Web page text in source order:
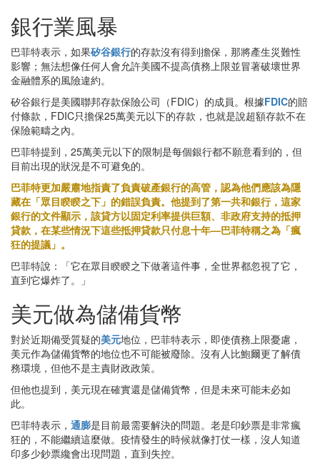
銀行業風暴
巴菲特表示，如果矽谷銀行的存款沒有得到擔保，那將產生災難性
影響；無法想像任何人會允許美國不提高債務上限並冒著破壞世界
金融體系的風險違約。
矽谷銀行是美國聯邦存款保險公司（FDIC）的成員。根據FDIC的賠
付條款，FDIC只擔保25萬美元以下的存款，也就是說超額存款不在
保險範疇之內。
巴菲特提到，25萬美元以下的限制是每個銀行都不願意看到的，但
目前出現的狀況是不可避免的。
巴菲特更加嚴肅地指責了負責破產銀行的高管，認為他們應該為隱
藏在「眾目睽睽之下」的錯誤負責。他提到了第一共和銀行，這家
銀行的文件顯示，該貸方以固定利率提供巨額、非政府支持的抵押
貸款，在某些情況下這些抵押貸款只付息十年—巴菲特稱之為「瘋
狂的提議」。
巴菲特說：「它在眾目睽睽之下做著這件事，全世界都忽視了它，
直到它爆炸了。」
美元做為儲備貨幣
對於近期備受質疑的美元地位，巴菲特表示，即使債務上限憂慮，
美元作為儲備貨幣的地位也不可能被廢除。沒有人比鮑爾更了解債
務環境，但他不是主責財政政策。
但他也提到，美元現在確實還是儲備貨幣，但是未來可能未必如
此。
巴菲特表示， 通膨是目前最需要解決的問題。老是印鈔票是非常瘋
狂的，不能繼續這麼做。疫情發生的時候就像打仗一樣，沒人知道
印多少鈔票纔會出現問題，直到失控。